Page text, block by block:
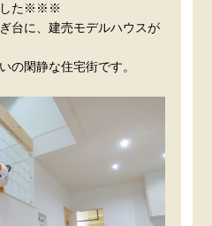
した※※※
台に、建売モデルハウスが
の閑静な住宅街です。